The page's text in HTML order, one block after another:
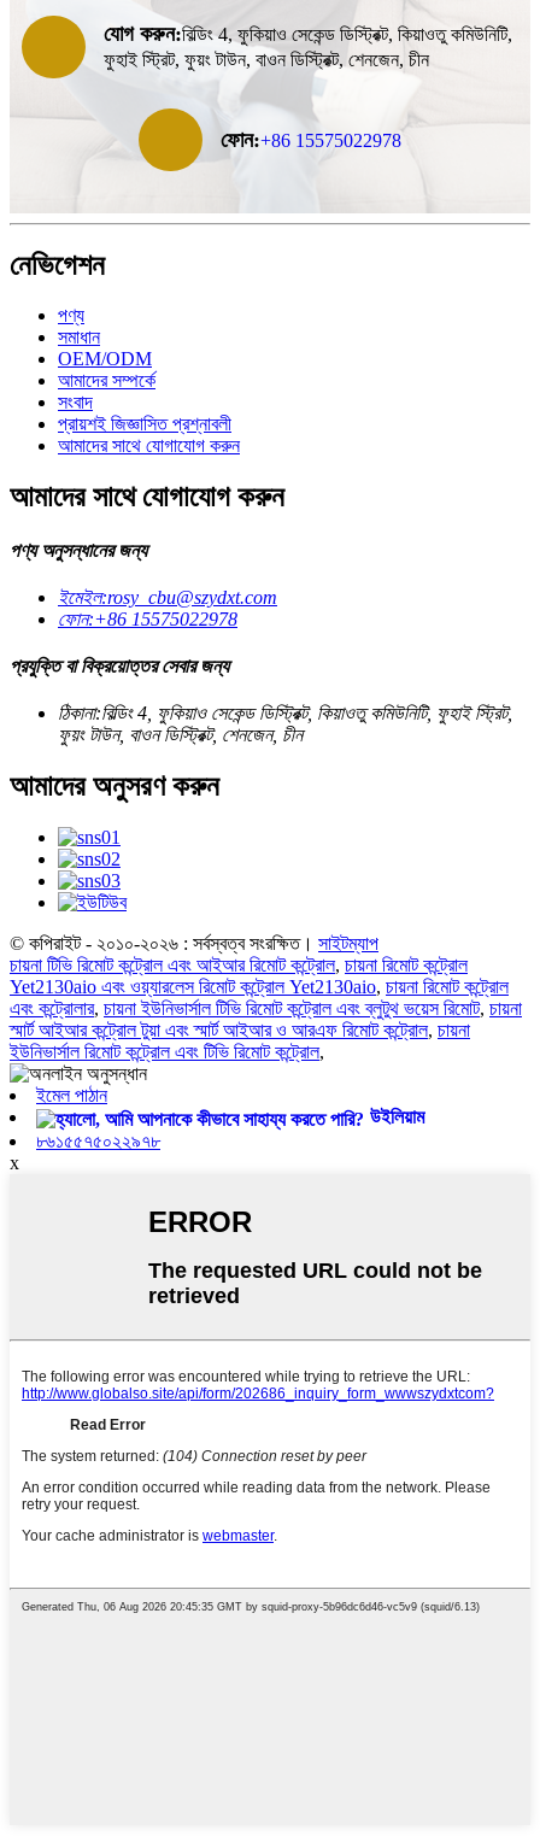
যোগ করুন:বিল্ডিং 4, ফুকিয়াও সেকেন্ড ডিস্ট্রিক্ট, কিয়াওতু কমিউনিটি,
ফুহাই স্ট্রিট, ফুয়ং টাউন, বাওন ডিস্ট্রিক্ট, শেনজেন, চীন
ফোন:+86 15575022978
নেভিগেশন
পণ্য
সমাধান
OEM/ODM
আমাদের সম্পর্কে
সংবাদ
প্রায়শই জিজ্ঞাসিত প্রশ্নাবলী
আমাদের সাথে যোগাযোগ করুন
আমাদের সাথে যোগাযোগ করুন
পণ্য অনুসন্ধানের জন্য
ইমেইল:rosy_cbu@szydxt.com
ফোন:+86 15575022978
প্রযুক্তি বা বিক্রয়োত্তর সেবার জন্য
ঠিকানা:বিল্ডিং 4, ফুকিয়াও সেকেন্ড ডিস্ট্রিক্ট, কিয়াওতু কমিউনিটি, ফুহাই স্ট্রিট,
ফুয়ং টাউন, বাওন ডিস্ট্রিক্ট, শেনজেন, চীন
আমাদের অনুসরণ করুন
© কপিরাইট - ২০১০-২০২৬ : সর্বস্বত্ব সংরক্ষিত। সাইটম্যাপ
চায়না টিভি রিমোট কন্ট্রোল এবং আইআর রিমোট কন্ট্রোল, চায়না রিমোট কন্ট্রোল
Yet2130aio এবং ওয়্যারলেস রিমোট কন্ট্রোল Yet2130aio, চায়না রিমোট কন্ট্রোল
এবং কন্ট্রোলার, চায়না ইউনিভার্সাল টিভি রিমোট কন্ট্রোল এবং ব্লুটুথ ভয়েস রিমোট, চায়না
স্মার্ট আইআর কন্ট্রোল টুয়া এবং স্মার্ট আইআর ও আরএফ রিমোট কন্ট্রোল, চায়না
ইউনিভার্সাল রিমোট কন্ট্রোল এবং টিভি রিমোট কন্ট্রোল,
ইমেল পাঠান
উইলিয়াম
৮৬১৫৫৭৫০২২৯৭৮
x